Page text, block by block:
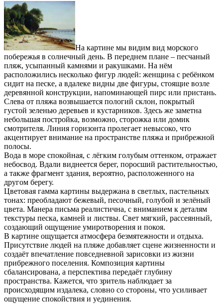
На картине мы видим вид морского
побережья в солнечный день. В переднем плане – песчаный
пляж, усыпанный камнями и ракушками. На нём
расположились несколько фигур людей: женщина с ребёнком
сидит на песке, а вдалеке видны две фигуры, стоящие возле
деревянной конструкции, напоминающей пирс или пристань.
Слева от пляжа возвышается пологий склон, покрытый
густой зеленью деревьев и кустарников. Здесь же заметна
небольшая постройка, возможно, сторожка или домик
смотрителя. Линия горизонта пролегает невысоко, что
акцентирует внимание на пространстве пляжа и прибрежной
полосы.
Вода в море спокойная, с лёгким голубым оттенком, отражает
небосвод. Вдали виднеется берег, поросший растительностью,
а также фрагмент здания, вероятно, расположенного на
другом берегу.
Цветовая гамма картины выдержана в светлых, пастельных
тонах: преобладают бежевый, песочный, голубой и зелёный
цвета. Манера письма реалистична, с вниманием к деталям
текстуры песка, камней и листвы. Свет мягкий, рассеянный,
создающий ощущение умиротворения и покоя.
В картине ощущается атмосфера безмятежности и отдыха.
Присутствие людей на пляже добавляет сцене жизненности и
создаёт впечатление повседневной зарисовки из жизни
прибрежного поселения. Композиция картины
сбалансирована, а перспектива передаёт глубину
пространства. Кажется, что зритель наблюдает за
происходящим издалека, словно со стороны, что усиливает
ощущение спокойствия и уединения.